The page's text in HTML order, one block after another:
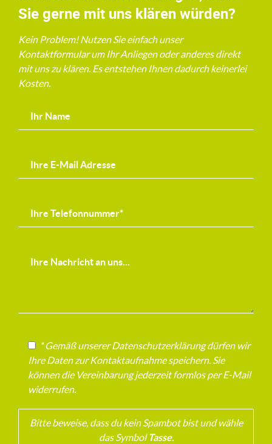
Sie gerne mit uns klären würden?
Kein Problem! Nutzen Sie einfach unser
Kontaktformular um Ihr Anliegen oder anderes direkt
mit uns zu klären. Es entstehen Ihnen dadurch keinerlei
Kosten.
* Gemäß unserer Datenschutzerklärung dürfen wir
Ihre Daten zur Kontaktaufnahme speichern. Sie
können die Vereinbarung jederzeit formlos per E-Mail
widerrufen.
Bitte beweise, dass du kein Spambot bist und wähle
das SymbolTasse.